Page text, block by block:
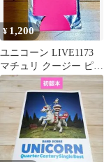
¥ 1,200
ユニコーン LIVE1173
マチュリ クージー ピン
ク